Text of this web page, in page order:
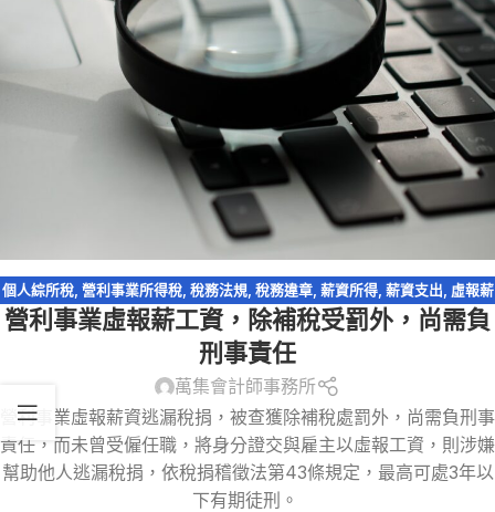
個人綜所稅, 營利事業所得稅, 稅務法規, 稅務違章, 薪資所得, 薪資支出 虛報薪
資
營利事業虛報薪工資，除補稅受罰外，尚需負
刑事責任
萬集會計師事務所
營利事業虛報薪資逃漏稅捐，被查獲除補稅處罰外，尚需負刑事
責任，而未曾受僱任職，將身分證交與雇主以虛報工資，則涉嫌
幫助他人逃漏稅捐，依稅捐稽徵法第43條規定，最高可處3年以
下有期徒刑。